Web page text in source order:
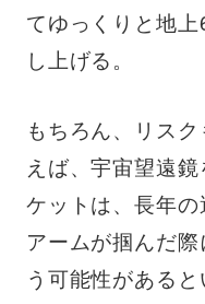
てゆっくりと地
し上げる。
もちろん、リス
えば、宇宙望遠
ケットは、長年
アームが掴んだ
う可能性があると